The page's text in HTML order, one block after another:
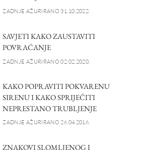
ZADNJE AŽURIRANO 31.10.2022.
SAVJETI KAKO ZAUSTAVITI
POVRAĆANJE
ZADNJE AŽURIRANO 02.02.2020.
KAKO POPRAVITI POKVARENU
SIRENU I KAKO SPRIJEČITI
NEPRESTANO TRUBLJENJE
ZADNJE AŽURIRANO 26.04.2016.
ZNAKOVI SLOMLJENOG I